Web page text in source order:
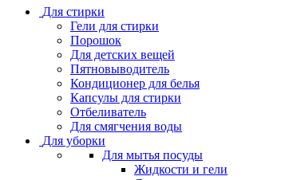
Для стирки
Гели для стирки
Порошок
Для детских вещей
Пятновыводитель
Кондиционер для белья
Капсулы для стирки
Отбеливатель
Для смягчения воды
Для уборки
Для мытья посуды
Жидкости и гели